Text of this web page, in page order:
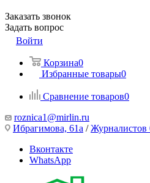
Заказать звонок
Задать вопрос
Войти
Корзина0
Избранные товары0
Сравнение товаров0
roznica1@mirlin.ru
Ибрагимова, 61а /Журналистов
Вконтакте
WhatsApp